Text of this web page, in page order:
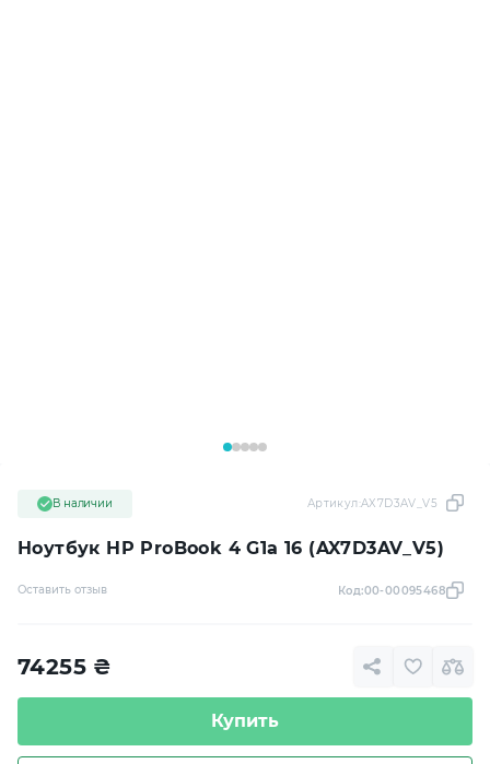
Ноутбук HP ProBook 4 G1a 16 (AX7D3AV_V5)
В наличии Артикул:AX7D3AV_V5
Оставить отзыв Код:00-00095468
74255 ₴
Купить